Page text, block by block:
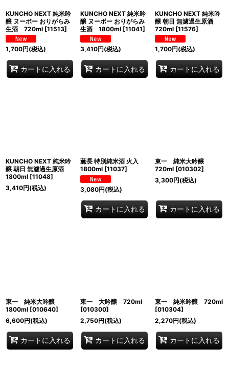
KUNCHO NEXT 純米吟
醸 ヌーボー おりがらみ
生酒 720ml [11513]
1,700円(税込)
カートに入れる
KUNCHO NEXT 純米吟
醸 ヌーボー おりがらみ
生酒 1800ml [11041]
3,410円(税込)
カートに入れる
KUNCHO NEXT 純米吟
醸 朝日 無濾過生原酒
720ml [11576]
1,700円(税込)
カートに入れる
KUNCHO NEXT 純米吟
醸 朝日 無濾過生原酒
1800ml [11048]
3,410円(税込)
薫長 特別純米酒 火入
1800ml [11037]
3,080円(税込)
カートに入れる
東一 純米大吟醸
720ml [010302]
3,300円(税込)
カートに入れる
東一 純米大吟醸
1800ml [010640]
6,600円(税込)
カートに入れる
東一 大吟醸 720ml
[010300]
2,750円(税込)
カートに入れる
東一 純米吟醸 720ml
[010304]
2,270円(税込)
カートに入れる